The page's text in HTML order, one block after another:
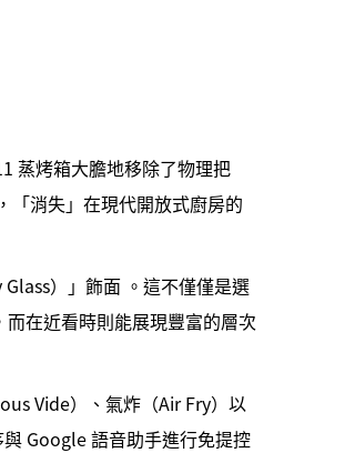
蒸烤箱大膽地移除了物理把
「消失」在現代開放式廚房的
）」飾面 。這不僅僅是選
在近看時則能展現豐富的層次
Vide）、氣炸（Air Fry）以
Google 語音助手進行免提控